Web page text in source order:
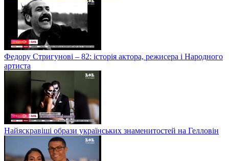
Федору Стригунові – 82: історія актора, режисера і Народного
артиста
Найяскравіші образи українських знаменитостей на Гелловін